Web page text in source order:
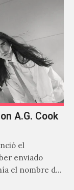
A.G. Cook
el
enviado
el nombre de